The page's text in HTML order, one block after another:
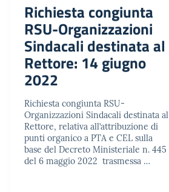
Richiesta congiunta
RSU-Organizzazioni
Sindacali destinata al
Rettore: 14 giugno
2022
Richiesta congiunta RSU-
Organizzazioni Sindacali destinata al
Rettore, relativa all’attribuzione di
punti organico a PTA e CEL sulla
base del Decreto Ministeriale n. 445
del 6 maggio 2022 trasmessa …